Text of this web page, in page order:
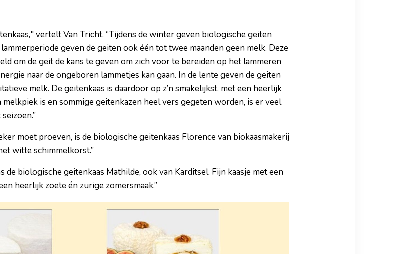
vertelt Van Tricht. “Tijdens de winter geven biologische geiten
geven de geiten ook één tot twee maanden geen melk. Deze
om de geit de kans te geven om zich voor te bereiden op het lammeren
naar de ongeboren lammetjes kan gaan. In de lente geven de geiten
melk. De geitenkaas is daardoor op z’n smakelijkst, met een heerlijk
melkpiek is en sommige geitenkazen heel vers gegeten worden, is er veel
moet proeven, is de biologische geitenkaas Florence van biokaasmakerij
witte schimmelkorst.”
de biologische geitenkaas Mathilde, ook van Karditsel. Fijn kaasje met een
heerlijk zoete én zurige zomersmaak.”